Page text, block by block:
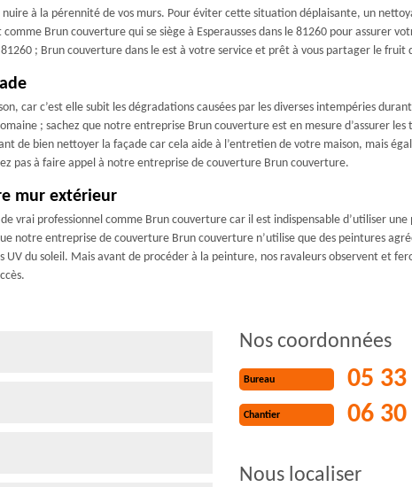
à la pérennité de vos murs. Pour éviter cette situation déplaisante, un
Brun couverture qui se siège à Esperausses dans le 81260 pour assurer
; Brun couverture dans le est à votre service et prêt à vous partager le fruit
car c’est elle subit les dégradations causées par les diverses intempéries
; sachez que notre entreprise Brun couverture est en mesure d’assurer
de bien nettoyer la façade car cela aide à l’entretien de votre maison, mais
pas à faire appel à notre entreprise de couverture Brun couverture.
mur extérieur
vrai professionnel comme Brun couverture car il est indispensable d’utiliser
notre entreprise de couverture Brun couverture n’utilise que des peintures
UV du soleil. Mais avant de procéder à la peinture, nos ravaleurs observent et
Nos coordonnées
Bureau 05
Chantier 06
Nous localiser